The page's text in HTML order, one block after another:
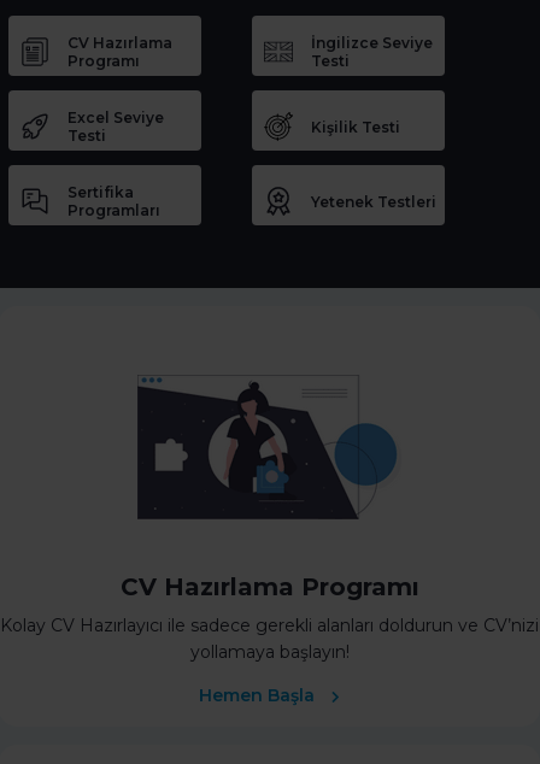
CV Hazırlama
Programı
İngilizce Seviye
Testi
Excel Seviye
Testi
Kişilik Testi
Sertifika
Programları
Yetenek Testleri
CV Hazırlama Programı
Kolay CV Hazırlayıcı ile sadece gerekli alanları doldurun ve CV’nizi
yollamaya başlayın!
Hemen Başla